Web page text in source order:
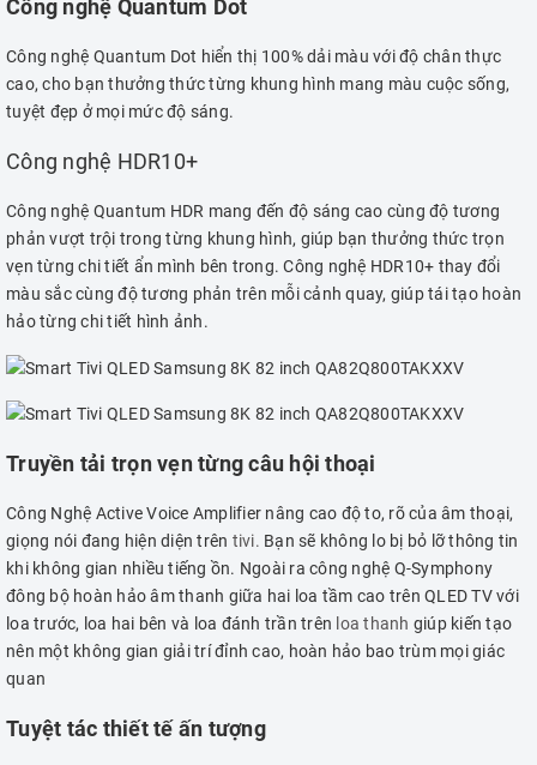
Công nghệ Quantum Dot
Công nghệ Quantum Dot hiển thị 100% dải màu với độ chân thực
cao, cho bạn thưởng thức từng khung hình mang màu cuộc sống,
tuyệt đẹp ở mọi mức độ sáng.
Công nghệ HDR10+
Công nghệ Quantum HDR mang đến độ sáng cao cùng độ tương
phản vượt trội trong từng khung hình, giúp bạn thưởng thức trọn
vẹn từng chi tiết ẩn mình bên trong. Công nghệ HDR10+ thay đổi
màu sắc cùng độ tương phản trên mỗi cảnh quay, giúp tái tạo hoàn
hảo từng chi tiết hình ảnh.
Truyền tải trọn vẹn từng câu hội thoại
Công Nghệ Active Voice Amplifier nâng cao độ to, rõ của âm thoại,
giọng nói đang hiện diện trên tivi. Bạn sẽ không lo bị bỏ lỡ thông tin
khi không gian nhiều tiếng ồn. Ngoài ra công nghệ Q-Symphony
đông bộ hoàn hảo âm thanh giữa hai loa tầm cao trên QLED TV với
loa trước, loa hai bên và loa đánh trần trên loa thanh giúp kiến tạo
nên một không gian giải trí đỉnh cao, hoàn hảo bao trùm mọi giác
quan
Tuyệt tác thiết tế ấn tượng